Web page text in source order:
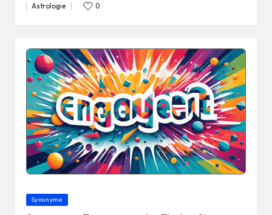
Posted
Astrologie 0
Posted
Synonyme